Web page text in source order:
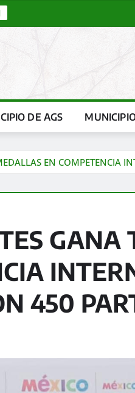
DE AGS
EN COMPETENCIA
GANA
450